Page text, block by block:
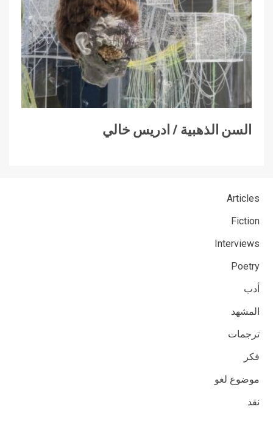
السن الذهبية / ادريس خالي
Articles
Fiction
Interviews
Poetry
أدب
المشهد
ترجمات
فكر
موضوع لغو
نقد